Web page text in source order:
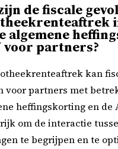
de fiscale
algemene
voor partners?
kan
voor partners met
heffingskorting en de
om de interactie
te begrijpen en te